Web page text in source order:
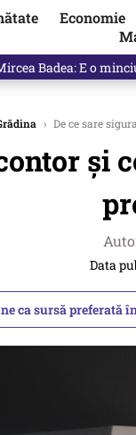
Economie
ne dă răspunsul
› De ce sare
și
Data
ca sursă preferată